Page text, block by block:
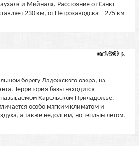
и Мийнала. Расстояние от Санкт-
230 км, от Петрозаводска – 275 км
от 1450 р.
берегу Ладожского озера, на
Территория базы находится
называемом Карельском Приладожье.
особо мягким климатом и
а также недолгим, но теплым летом.